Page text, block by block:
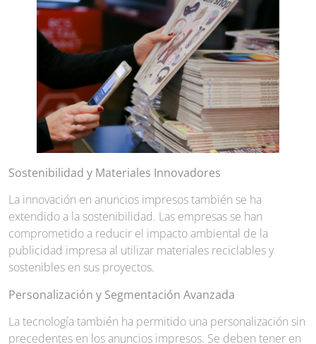
Sostenibilidad y Materiales Innovadores
La innovación en anuncios impresos también se ha
extendido a la sostenibilidad. Las empresas se han
comprometido a reducir el impacto ambiental de la
publicidad impresa al utilizar materiales reciclables y
sostenibles en sus proyectos.
Personalización y Segmentación Avanzada
La tecnología también ha permitido una personalización sin
precedentes en los anuncios impresos. Se deben tener en